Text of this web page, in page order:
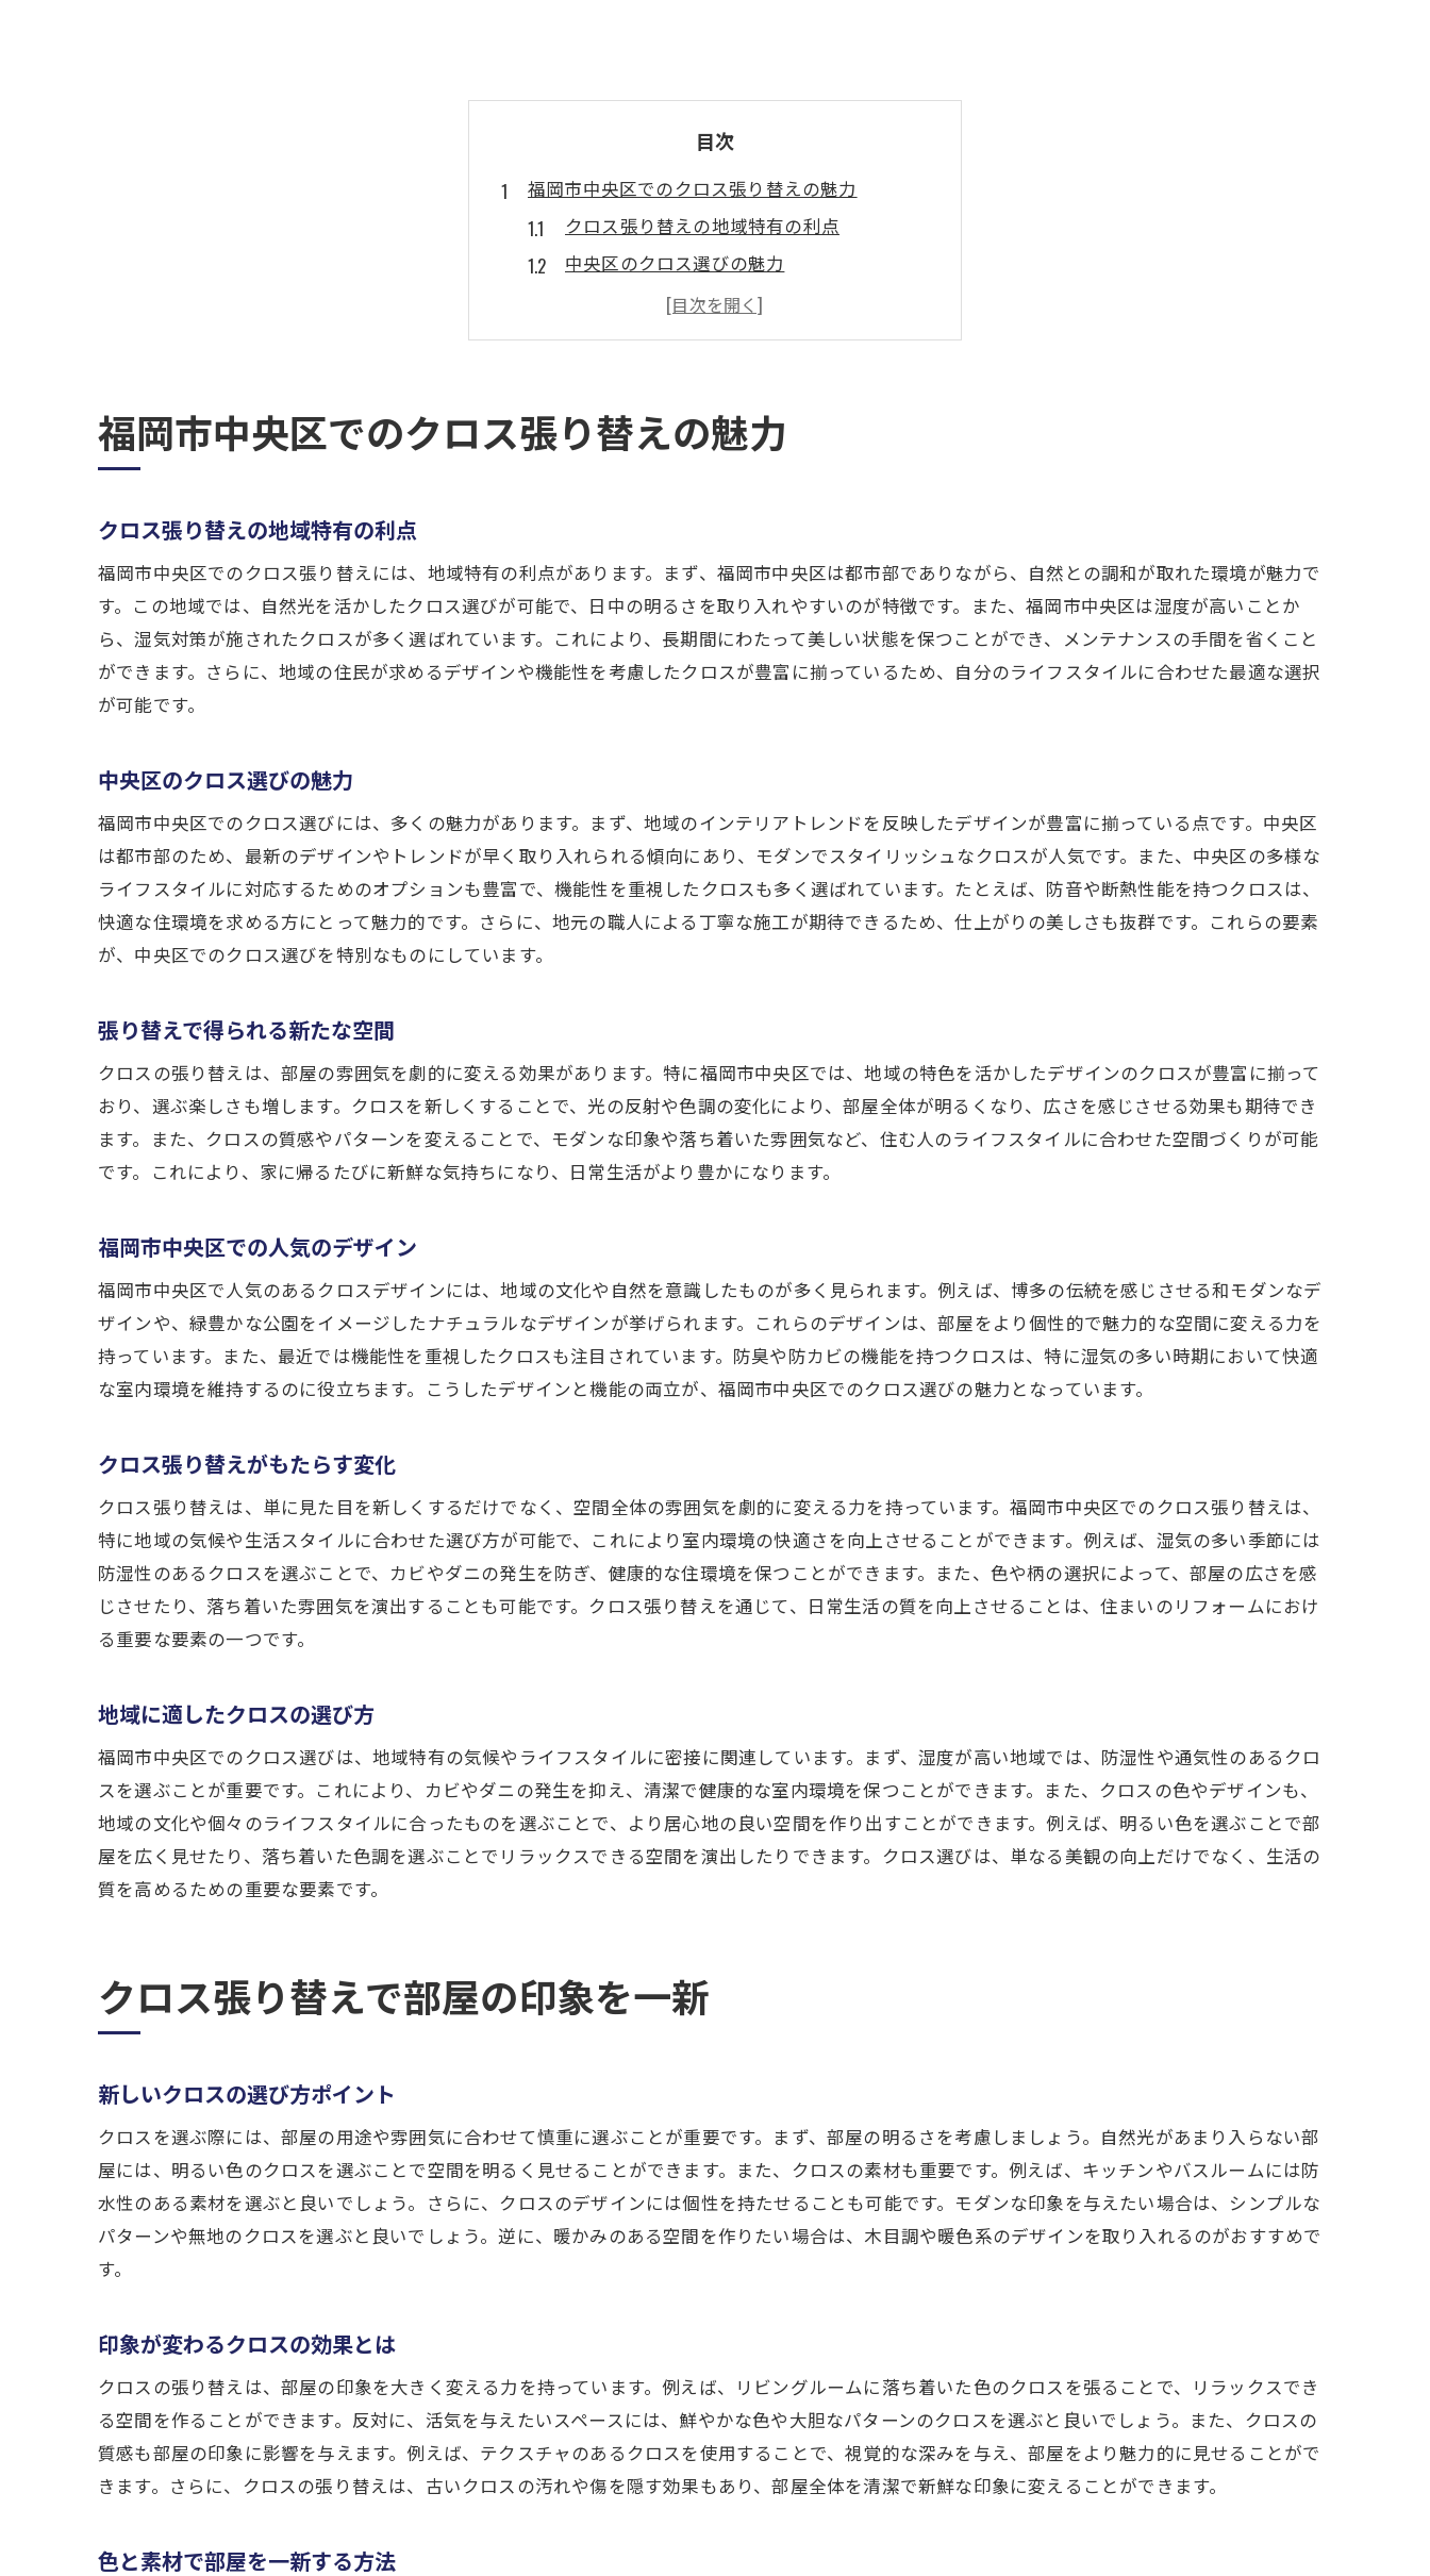
目次
福岡市中央区でのクロス張り替えの魅力
クロス張り替えの地域特有の利点
中央区のクロス選びの魅力
張り替えで得られる新たな空間
福岡市中央区での人気のデザイン
地域に適したクロスの選び方
クロス張り替えで部屋の印象を一新
色と素材で部屋を一新する方法
クロス張り替えによる空間の変化
クロス選びで部屋を明るくする
張り替えで部屋を活性化する方法
簡単にできるクロス張り替えのコツ
初心者でもできる張り替え方法
クロス張り替えの便利なアイテム紹介
手間を減らすための準備方法
クロス張り替えで快適な空間を作る
落ち着く空間を作るクロスの選び方
クロスで変える部屋の居心地
快適な生活空間への第一歩
福岡市中央区で人気の壁紙スタイル
壁紙選びで部屋の雰囲気を変える
クロス選びの色と模様のポイント
張り替えがもたらす心理的効果
クロスで部屋を広く見せる技
生活を豊かにするクロスの効果
初心者でも安心のクロス張り替え方法
初心者向けクロス張り替えガイド
誰でもできるクロス張り替えの手順
安心して取り組める方法とコツ
クロス張り替えの基本と注意点
福岡市でのクロス張り替えの流れ
張り替えの流れを理解する重要性
作業の流れをスムーズに進める方法
施行後のメンテナンスポイント
福岡市でのクロス張り替え後の変化
福岡市中央区でのクロス張り替えの魅力
クロス張り替えの地域特有の利点
福岡市中央区でのクロス張り替えには、地域特有の利点があります。まず、福岡市中央区は都市部でありながら、自然との調和が取れた環境が魅力で
す。この地域では、自然光を活かしたクロス選びが可能で、日中の明るさを取り入れやすいのが特徴です。また、福岡市中央区は湿度が高いことか
ら、湿気対策が施されたクロスが多く選ばれています。これにより、長期間にわたって美しい状態を保つことができ、メンテナンスの手間を省くこと
ができます。さらに、地域の住民が求めるデザインや機能性を考慮したクロスが豊富に揃っているため、自分のライフスタイルに合わせた最適な選択
が可能です。
中央区のクロス選びの魅力
福岡市中央区でのクロス選びには、多くの魅力があります。まず、地域のインテリアトレンドを反映したデザインが豊富に揃っている点です。中央区
は都市部のため、最新のデザインやトレンドが早く取り入れられる傾向にあり、モダンでスタイリッシュなクロスが人気です。また、中央区の多様な
ライフスタイルに対応するためのオプションも豊富で、機能性を重視したクロスも多く選ばれています。たとえば、防音や断熱性能を持つクロスは、
快適な住環境を求める方にとって魅力的です。さらに、地元の職人による丁寧な施工が期待できるため、仕上がりの美しさも抜群です。これらの要素
が、中央区でのクロス選びを特別なものにしています。
張り替えで得られる新たな空間
クロスの張り替えは、部屋の雰囲気を劇的に変える効果があります。特に福岡市中央区では、地域の特色を活かしたデザインのクロスが豊富に揃って
おり、選ぶ楽しさも増します。クロスを新しくすることで、光の反射や色調の変化により、部屋全体が明るくなり、広さを感じさせる効果も期待でき
ます。また、クロスの質感やパターンを変えることで、モダンな印象や落ち着いた雰囲気など、住む人のライフスタイルに合わせた空間づくりが可能
です。これにより、家に帰るたびに新鮮な気持ちになり、日常生活がより豊かになります。
福岡市中央区での人気のデザイン
福岡市中央区で人気のあるクロスデザインには、地域の文化や自然を意識したものが多く見られます。例えば、博多の伝統を感じさせる和モダンなデ
ザインや、緑豊かな公園をイメージしたナチュラルなデザインが挙げられます。これらのデザインは、部屋をより個性的で魅力的な空間に変える力を
持っています。また、最近では機能性を重視したクロスも注目されています。防臭や防カビの機能を持つクロスは、特に湿気の多い時期において快適
な室内環境を維持するのに役立ちます。こうしたデザインと機能の両立が、福岡市中央区でのクロス選びの魅力となっています。
クロス張り替えがもたらす変化
クロス張り替えは、単に見た目を新しくするだけでなく、空間全体の雰囲気を劇的に変える力を持っています。福岡市中央区でのクロス張り替えは、
特に地域の気候や生活スタイルに合わせた選び方が可能で、これにより室内環境の快適さを向上させることができます。例えば、湿気の多い季節には
防湿性のあるクロスを選ぶことで、カビやダニの発生を防ぎ、健康的な住環境を保つことができます。また、色や柄の選択によって、部屋の広さを感
じさせたり、落ち着いた雰囲気を演出することも可能です。クロス張り替えを通じて、日常生活の質を向上させることは、住まいのリフォームにおけ
る重要な要素の一つです。
地域に適したクロスの選び方
福岡市中央区でのクロス選びは、地域特有の気候やライフスタイルに密接に関連しています。まず、湿度が高い地域では、防湿性や通気性のあるクロ
スを選ぶことが重要です。これにより、カビやダニの発生を抑え、清潔で健康的な室内環境を保つことができます。また、クロスの色やデザインも、
地域の文化や個々のライフスタイルに合ったものを選ぶことで、より居心地の良い空間を作り出すことができます。例えば、明るい色を選ぶことで部
屋を広く見せたり、落ち着いた色調を選ぶことでリラックスできる空間を演出したりできます。クロス選びは、単なる美観の向上だけでなく、生活の
質を高めるための重要な要素です。
クロス張り替えで部屋の印象を一新
新しいクロスの選び方ポイント
クロスを選ぶ際には、部屋の用途や雰囲気に合わせて慎重に選ぶことが重要です。まず、部屋の明るさを考慮しましょう。自然光があまり入らない部
屋には、明るい色のクロスを選ぶことで空間を明るく見せることができます。また、クロスの素材も重要です。例えば、キッチンやバスルームには防
水性のある素材を選ぶと良いでしょう。さらに、クロスのデザインには個性を持たせることも可能です。モダンな印象を与えたい場合は、シンプルな
パターンや無地のクロスを選ぶと良いでしょう。逆に、暖かみのある空間を作りたい場合は、木目調や暖色系のデザインを取り入れるのがおすすめで
す。
印象が変わるクロスの効果とは
クロスの張り替えは、部屋の印象を大きく変える力を持っています。例えば、リビングルームに落ち着いた色のクロスを張ることで、リラックスでき
る空間を作ることができます。反対に、活気を与えたいスペースには、鮮やかな色や大胆なパターンのクロスを選ぶと良いでしょう。また、クロスの
質感も部屋の印象に影響を与えます。例えば、テクスチャのあるクロスを使用することで、視覚的な深みを与え、部屋をより魅力的に見せることがで
きます。さらに、クロスの張り替えは、古いクロスの汚れや傷を隠す効果もあり、部屋全体を清潔で新鮮な印象に変えることができます。
色と素材で部屋を一新する方法